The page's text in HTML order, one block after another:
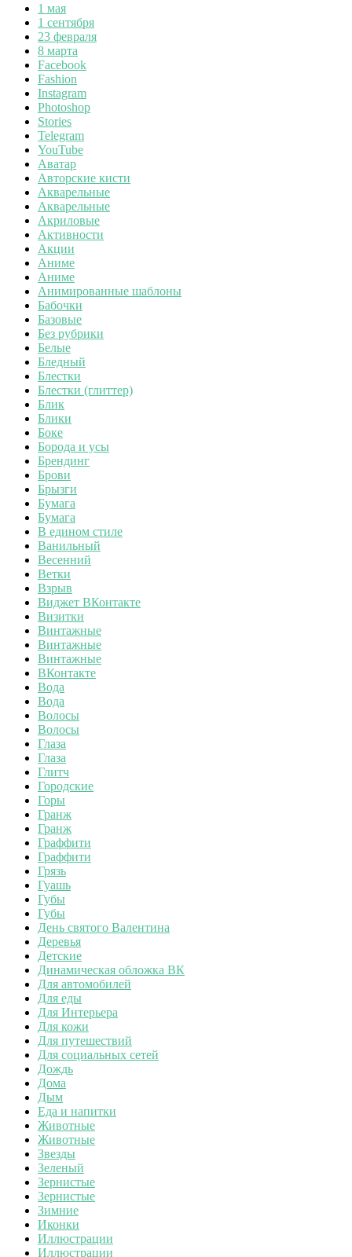
1 мая
1 сентября
23 февраля
8 марта
Facebook
Fashion
Instagram
Photoshop
Stories
Telegram
YouTube
Аватар
Авторские кисти
Акварельные
Акварельные
Акриловые
Активности
Акции
Аниме
Аниме
Анимированные шаблоны
Бабочки
Базовые
Без рубрики
Белые
Бледный
Блестки
Блестки (глиттер)
Блик
Блики
Боке
Борода и усы
Брендинг
Брови
Брызги
Бумага
Бумага
В едином стиле
Ванильный
Весенний
Ветки
Взрыв
Виджет ВКонтакте
Визитки
Винтажные
Винтажные
Винтажные
ВКонтакте
Вода
Вода
Волосы
Волосы
Глаза
Глаза
Глитч
Городские
Горы
Гранж
Гранж
Граффити
Граффити
Грязь
Гуашь
Губы
Губы
День святого Валентина
Деревья
Детские
Динамическая обложка ВК
Для автомобилей
Для еды
Для Интерьера
Для кожи
Для путешествий
Для социальных сетей
Дождь
Дома
Дым
Еда и напитки
Животные
Животные
Звезды
Зеленый
Зернистые
Зернистые
Зимние
Иконки
Иллюстрации
Иллюстрации